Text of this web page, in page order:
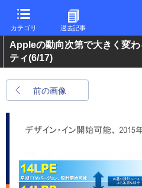
カテゴリ 過去記事
Appleの動向次第で大きく変
ティ(6/17)
前の画像